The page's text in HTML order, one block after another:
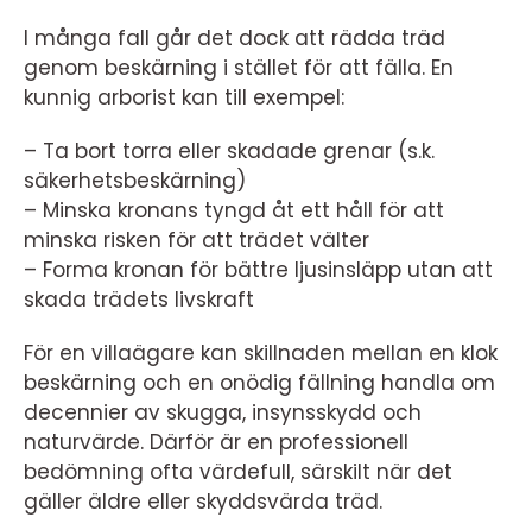
I många fall går det dock att rädda träd
genom beskärning i stället för att fälla. En
kunnig arborist kan till exempel:
– Ta bort torra eller skadade grenar (s.k.
säkerhetsbeskärning)
– Minska kronans tyngd åt ett håll för att
minska risken för att trädet välter
– Forma kronan för bättre ljusinsläpp utan att
skada trädets livskraft
För en villaägare kan skillnaden mellan en klok
beskärning och en onödig fällning handla om
decennier av skugga, insynsskydd och
naturvärde. Därför är en professionell
bedömning ofta värdefull, särskilt när det
gäller äldre eller skyddsvärda träd.